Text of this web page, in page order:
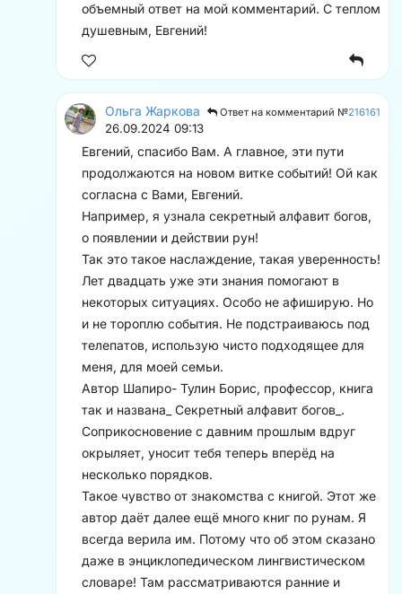
объемный ответ на мой комментарий. С теплом
душевным, Евгений!
Ольга Жаркова Ответ на комментарий №216161
26.09.2024 09:13
Евгений, спасибо Вам. А главное, эти пути
продолжаются на новом витке событий! Ой как
согласна с Вами, Евгений.
Например, я узнала секретный алфавит богов,
о появлении и действии рун!
Так это такое наслаждение, такая уверенность!
Лет двадцать уже эти знания помогают в
некоторых ситуациях. Особо не афиширую. Но
и не тороплю события. Не подстраиваюсь под
телепатов, использую чисто подходящее для
меня, для моей семьи.
Автор Шапиро- Тулин Борис, профессор, книга
так и названа_ Секретный алфавит богов_.
Соприкосновение с давним прошлым вдруг
окрыляет, уносит тебя теперь вперёд на
несколько порядков.
Такое чувство от знакомства с книгой. Этот же
автор даёт далее ещё много книг по рунам. Я
всегда верила им. Потому что об этом сказано
даже в энциклопедическом лингвистическом
словаре! Там рассматриваются ранние и